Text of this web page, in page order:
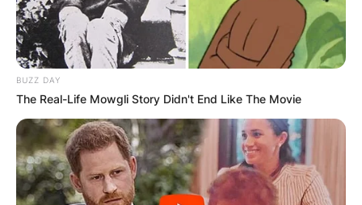
BUZZ DAY
The Real-Life Mowgli Story Didn't End Like The Movie